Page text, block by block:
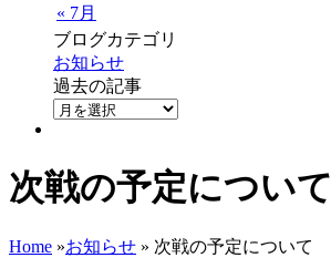
« 7月
ブログカテゴリ
お知らせ
過去の記事
次戦の予定について
Home »お知らせ » 次戦の予定について